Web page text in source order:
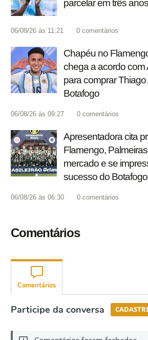
parcelar em três
06/08/26 às 11:21 0 comentários
Chapéu no
chega a acordo com
para comprar
Botafogo
06/08/26 às 09:27 0 comentários
Apresentadora cita
Flamengo,
mercado e se
sucesso do
06/08/26 às 06:30 0 comentários
Comentários